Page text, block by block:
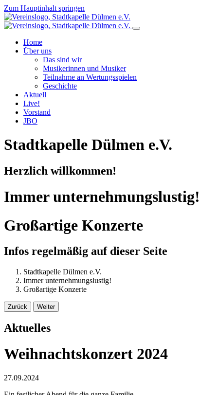
Zum Hauptinhalt springen
Home
Über uns
Das sind wir
Musikerinnen und Musiker
Teilnahme an Wertungsspielen
Geschichte
Aktuell
Live!
Vorstand
JBO
Stadtkapelle Dülmen e.V.
Herzlich willkommen!
Immer unternehmungslustig!
Großartige Konzerte
Infos regelmäßig auf dieser Seite
Stadtkapelle Dülmen e.V.
Immer unternehmungslustig!
Großartige Konzerte
Zurück Weiter
Aktuelles
Weihnachtskonzert 2024
27.09.2024